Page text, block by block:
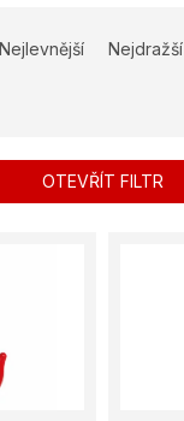
Nejlevnější Nejdražší
OTEVŘÍT FILTR